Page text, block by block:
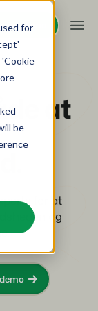
for
be
demo
demo
for
at
for at
og